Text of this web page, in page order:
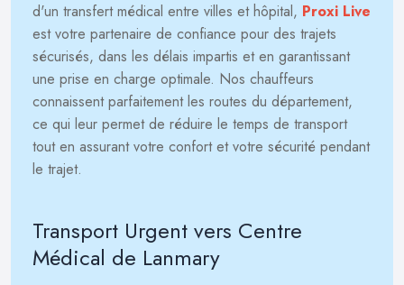
d'un transfert médical entre villes et hôpital, Proxi Live
est votre partenaire de confiance pour des trajets
sécurisés, dans les délais impartis et en garantissant
une prise en charge optimale. Nos chauffeurs
connaissent parfaitement les routes du département,
ce qui leur permet de réduire le temps de transport
tout en assurant votre confort et votre sécurité pendant
le trajet.
Transport Urgent vers Centre
Médical de Lanmary